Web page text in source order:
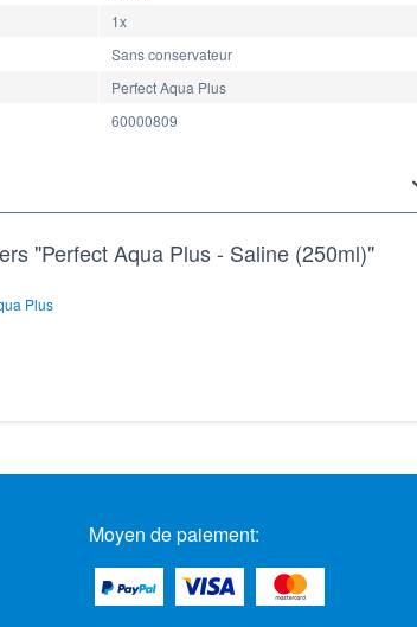
1x
Sans conservateur
Perfect Aqua Plus
60000809
"Perfect Aqua Plus - Saline (250ml)"
Plus
Moyen de paiement: